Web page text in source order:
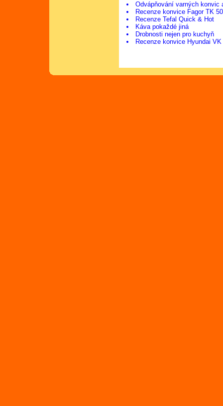
Odvápňování varných konvic
Recenze konvice Fagor TK
Recenze Tefal Quick & Hot
Káva pokaždé jiná
Drobnosti nejen pro kuchyň
Recenze konvice Hyundai VK